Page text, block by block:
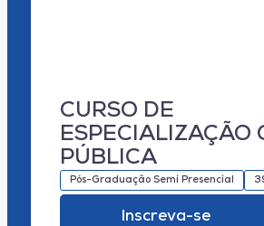
CURSO DE
ESPECIALIZAÇÃO
PÚBLICA
Pós-Graduação Semi Presencial
Inscreva-se